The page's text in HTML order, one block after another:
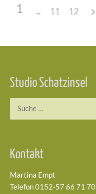
1 11 12
Studio Schatzinsel
Kontakt
Martina Empt
Telefon 0152-57 66 71 70